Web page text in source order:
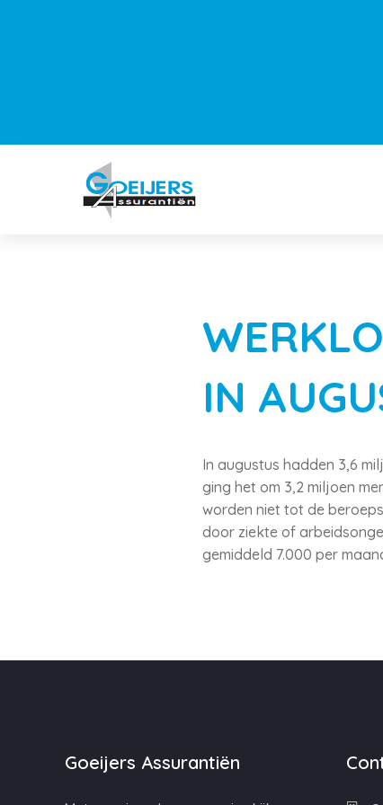
IN
In augustus hadden 3,6
ging het om 3,2 miljoen
worden niet tot de
door ziekte of
gemiddeld 7.000 per
Goeijers Assurantiën